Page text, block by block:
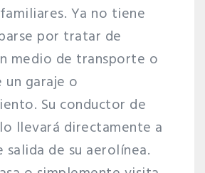
Ya no tiene
por tratar de
medio de transporte o
garaje o
Su conductor de
llevará directamente a
salida de su aerolínea.